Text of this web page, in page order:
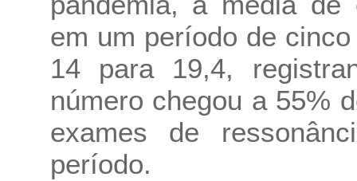
em um período de
14 para 19,4,
número chegou a 55%
exames de
período.